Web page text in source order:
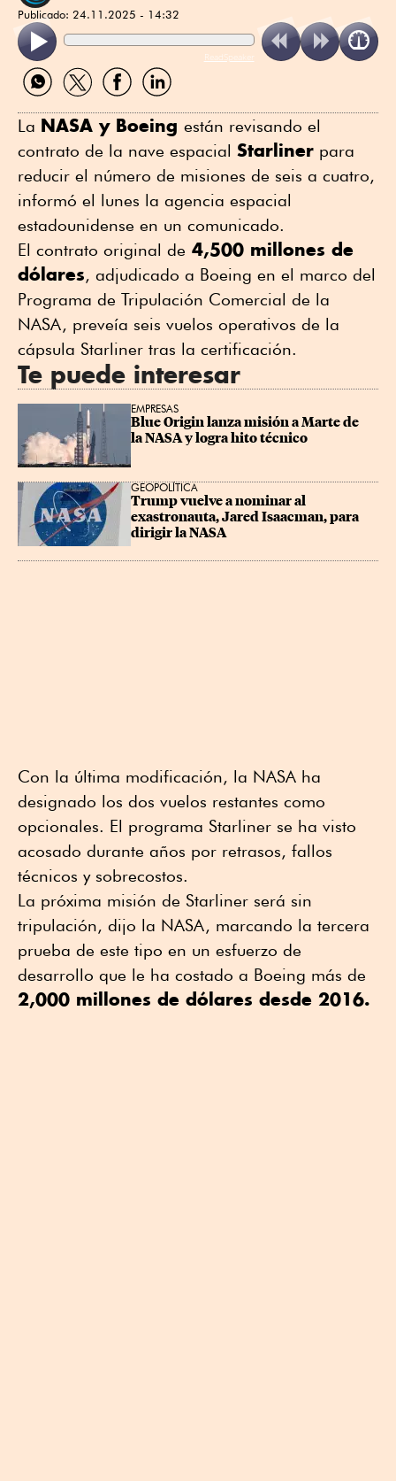
Publicado: 24.11.2025 - 14:32
ReadSpeaker
Compartir
por
Compartir
por
Compartir
por
Compartir
por
La NASA y Boeing están revisando el
contrato de la nave espacial Starliner para
reducir el número de misiones de seis a cuatro,
informó el lunes la agencia espacial
estadounidense en un comunicado.
El contrato original de 4,500 millones de
dólares, adjudicado a Boeing en el marco del
Programa de Tripulación Comercial de la
NASA, preveía seis vuelos operativos de la
cápsula Starliner tras la certificación.
Te puede interesar
EMPRESAS
Blue Origin lanza misión a Marte de
la NASA y logra hito técnico
GEOPOLÍTICA
Trump vuelve a nominar al
exastronauta, Jared Isaacman, para
dirigir la NASA
Con la última modificación, la NASA ha
designado los dos vuelos restantes como
opcionales. El programa Starliner se ha visto
acosado durante años por retrasos, fallos
técnicos y sobrecostos.
La próxima misión de Starliner será sin
tripulación, dijo la NASA, marcando la tercera
prueba de este tipo en un esfuerzo de
desarrollo que le ha costado a Boeing más de
2,000 millones de dólares desde 2016.